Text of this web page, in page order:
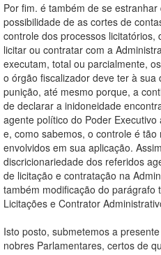
Por fim. é também de se
possibilidade de as cortes de
controle dos processos
licitar ou contratar com a
executam, total ou parcialmente,
o órgão fiscalizador deve ter à
punição, até mesmo porque, a
de declarar a inidoneidade
agente político do Poder
e, como sabemos, o controle é
envolvidos em sua aplicação.
discricionariedade dos referidos
de licitação e contratação na
também modificação do parágrafo
Licitações e Contrator
Isto posto, submetemos a
nobres Parlamentares, certos de